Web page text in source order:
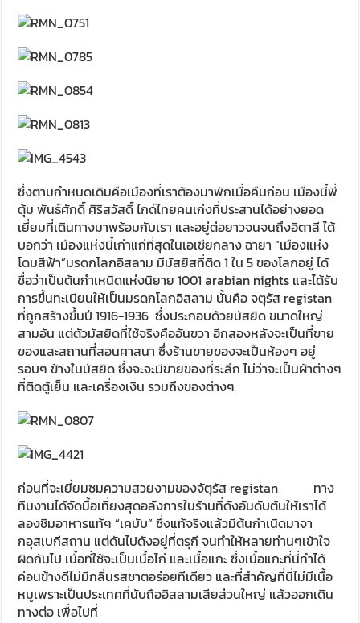
ซึ่งตามกำหนดเดิมคือเมืองที่เราต้องมาพักเมื่อคืนก่อน เมืองนี้พี่
ตุ้ม พันธ์ศักดิ์ ศิริสวัสดิ์ ไกด์ไทยคนเก่งที่ประสานได้อย่างยอด
เยี่ยมที่เดินทางมาพร้อมกับเรา และอยู่ต่อยาวจนจนถึงอิตาลี ได้
บอกว่า เมืองแห่งนี้เก่าแก่ที่สุดในเอเชียกลาง ฉายา “เมืองแห่ง
โดมสีฟ้า”มรดกโลกอิสลาม มีมัสยิสที่ติด 1 ใน 5 ของโลกอยู่ ได้
ชื่อว่าเป็นต้นกำเหนิดแห่งนิยาย 1001 arabian nights และได้รับ
การขึ้นทะเบียนให้เป็นมรดกโลกอิสลาม นั้นคือ จตุรัส registan
ที่ถูกสร้างขึ้นปี 1916-1936 ซึ่งประกอบด้วยมัสยิด ขนาดใหญ่
สามอัน แต่ตัวมัสยิดที่ใช้จริงคืออันขวา อีกสองหลังจะเป็นที่ขาย
ของและสถานที่สอนศาสนา ซึ่งร้านขายของจะเป็นห้องๆ อยู่
รอบๆ ข้างในมัสยิด ซึ่งจะจะมีขายของที่ระลึก ไม่ว่าจะเป็นผ้าต่างๆ
ที่ติดตู้เย็น และเครื่องเงิน รวมถึงของต่างๆ
ก่อนที่จะเยี่ยมชมความสวยงามของจัตุรัส registan ทาง
ทีมงานได้จัดมื้อเที่ยงสุดอลังการในร้านที่ดังอันดับต้นให้เราได้
ลองชิมอาหารแท้ๆ “เคบับ” ซึ่งแท้จริงแล้วมีต้นกำเนิดมาจา
กอุสเบกีสถาน แต่ดันไปดังอยู่ที่ตรุกี จนทำให้หลายท่านๆเข้าใจ
ผิดกันไป เนื้อที่ใช้จะเป็นเนื้อไก่ และเนื้อแกะ ซึ่งเนื้อแกะที่นี่ทำได้
ค่อนข้างดีไม่มีกลิ่นรสชาตอร่อยทีเดียว และที่สำคัญที่นี่ไม่มีเนื้อ
หมูเพราะเป็นประเทศที่นับถืออิสลามเสียส่วนใหญ่ แล้วออกเดิน
ทางต่อ เพื่อไปที่